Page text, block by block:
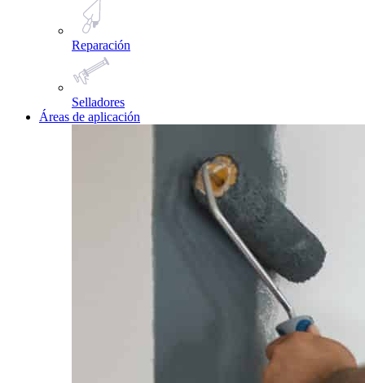
Reparación
Selladores
Áreas de aplicación